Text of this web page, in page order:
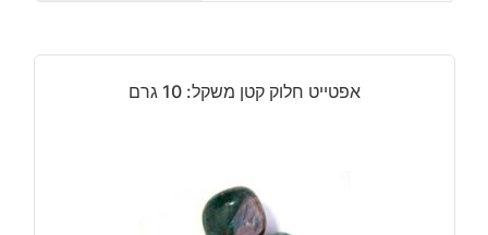
₪4,400.
₪3,900.
אפטייט חלוק קטן משקל: 10 גרם